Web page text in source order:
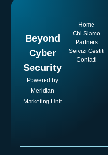
Beyond
Cyber
Security
Powered by
Meridian
Marketing Unit
Home
Chi Siamo
Partners
Servizi Gestiti
Contatti